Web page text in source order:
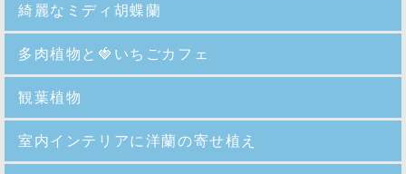
綺麗なミディ胡蝶蘭
多肉植物と🍓いちごカフェ
観葉植物
室内インテリアに洋蘭の寄せ植え